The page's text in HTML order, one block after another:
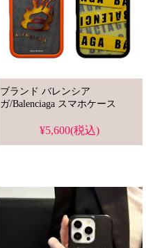
ブランド バレンシア
ガ/Balenciaga スマホケース
¥5,600(税込)